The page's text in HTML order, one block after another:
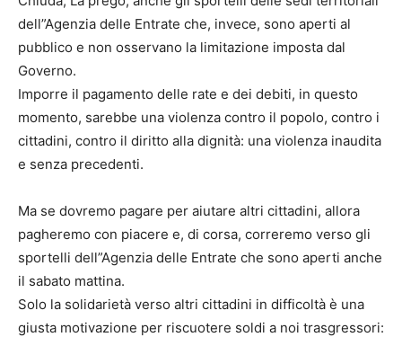
dell”Agenzia delle Entrate che, invece, sono aperti al
pubblico e non osservano la limitazione imposta dal
Governo.
Imporre il pagamento delle rate e dei debiti, in questo
momento, sarebbe una violenza contro il popolo, contro i
cittadini, contro il diritto alla dignità: una violenza inaudita
e senza precedenti.
Ma se dovremo pagare per aiutare altri cittadini, allora
pagheremo con piacere e, di corsa, correremo verso gli
sportelli dell”Agenzia delle Entrate che sono aperti anche
il sabato mattina.
Solo la solidarietà verso altri cittadini in difficoltà è una
giusta motivazione per riscuotere soldi a noi trasgressori: